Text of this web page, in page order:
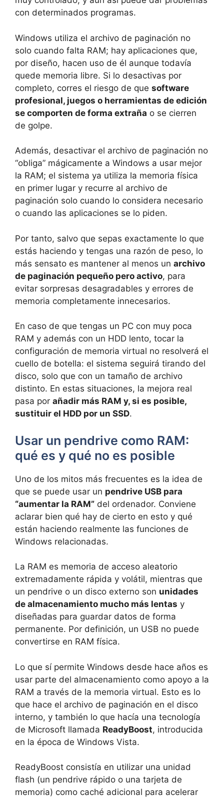
con determinados programas.
Windows utiliza el archivo de paginación no
solo cuando falta RAM; hay aplicaciones que,
por diseño, hacen uso de él aunque todavía
quede memoria libre. Si lo desactivas por
completo, corres el riesgo de que software
profesional, juegos o herramientas de edición
se comporten de forma extraña o se cierren
de golpe.
Además, desactivar el archivo de paginación no
“obliga” mágicamente a Windows a usar mejor
la RAM; el sistema ya utiliza la memoria física
en primer lugar y recurre al archivo de
paginación solo cuando lo considera necesario
o cuando las aplicaciones se lo piden.
Por tanto, salvo que sepas exactamente lo que
estás haciendo y tengas una razón de peso, lo
más sensato es mantener al menos un archivo
de paginación pequeño pero activo, para
evitar sorpresas desagradables y errores de
memoria completamente innecesarios.
En caso de que tengas un PC con muy poca
RAM y además con un HDD lento, tocar la
configuración de memoria virtual no resolverá el
cuello de botella: el sistema seguirá tirando del
disco, solo que con un tamaño de archivo
distinto. En estas situaciones, la mejora real
pasa por añadir más RAM y, si es posible,
sustituir el HDD por un SSD.
Usar un pendrive como RAM:
qué es y qué no es posible
Uno de los mitos más frecuentes es la idea de
que se puede usar un pendrive USB para
“aumentar la RAM” del ordenador. Conviene
aclarar bien qué hay de cierto en esto y qué
están haciendo realmente las funciones de
Windows relacionadas.
La RAM es memoria de acceso aleatorio
extremadamente rápida y volátil, mientras que
un pendrive o un disco externo son unidades
de almacenamiento mucho más lentas y
diseñadas para guardar datos de forma
permanente. Por definición, un USB no puede
convertirse en RAM física.
Lo que sí permite Windows desde hace años es
usar parte del almacenamiento como apoyo a la
RAM a través de la memoria virtual. Esto es lo
que hace el archivo de paginación en el disco
interno, y también lo que hacía una tecnología
de Microsoft llamada ReadyBoost, introducida
en la época de Windows Vista.
ReadyBoost consistía en utilizar una unidad
flash (un pendrive rápido o una tarjeta de
memoria) como caché adicional para acelerar